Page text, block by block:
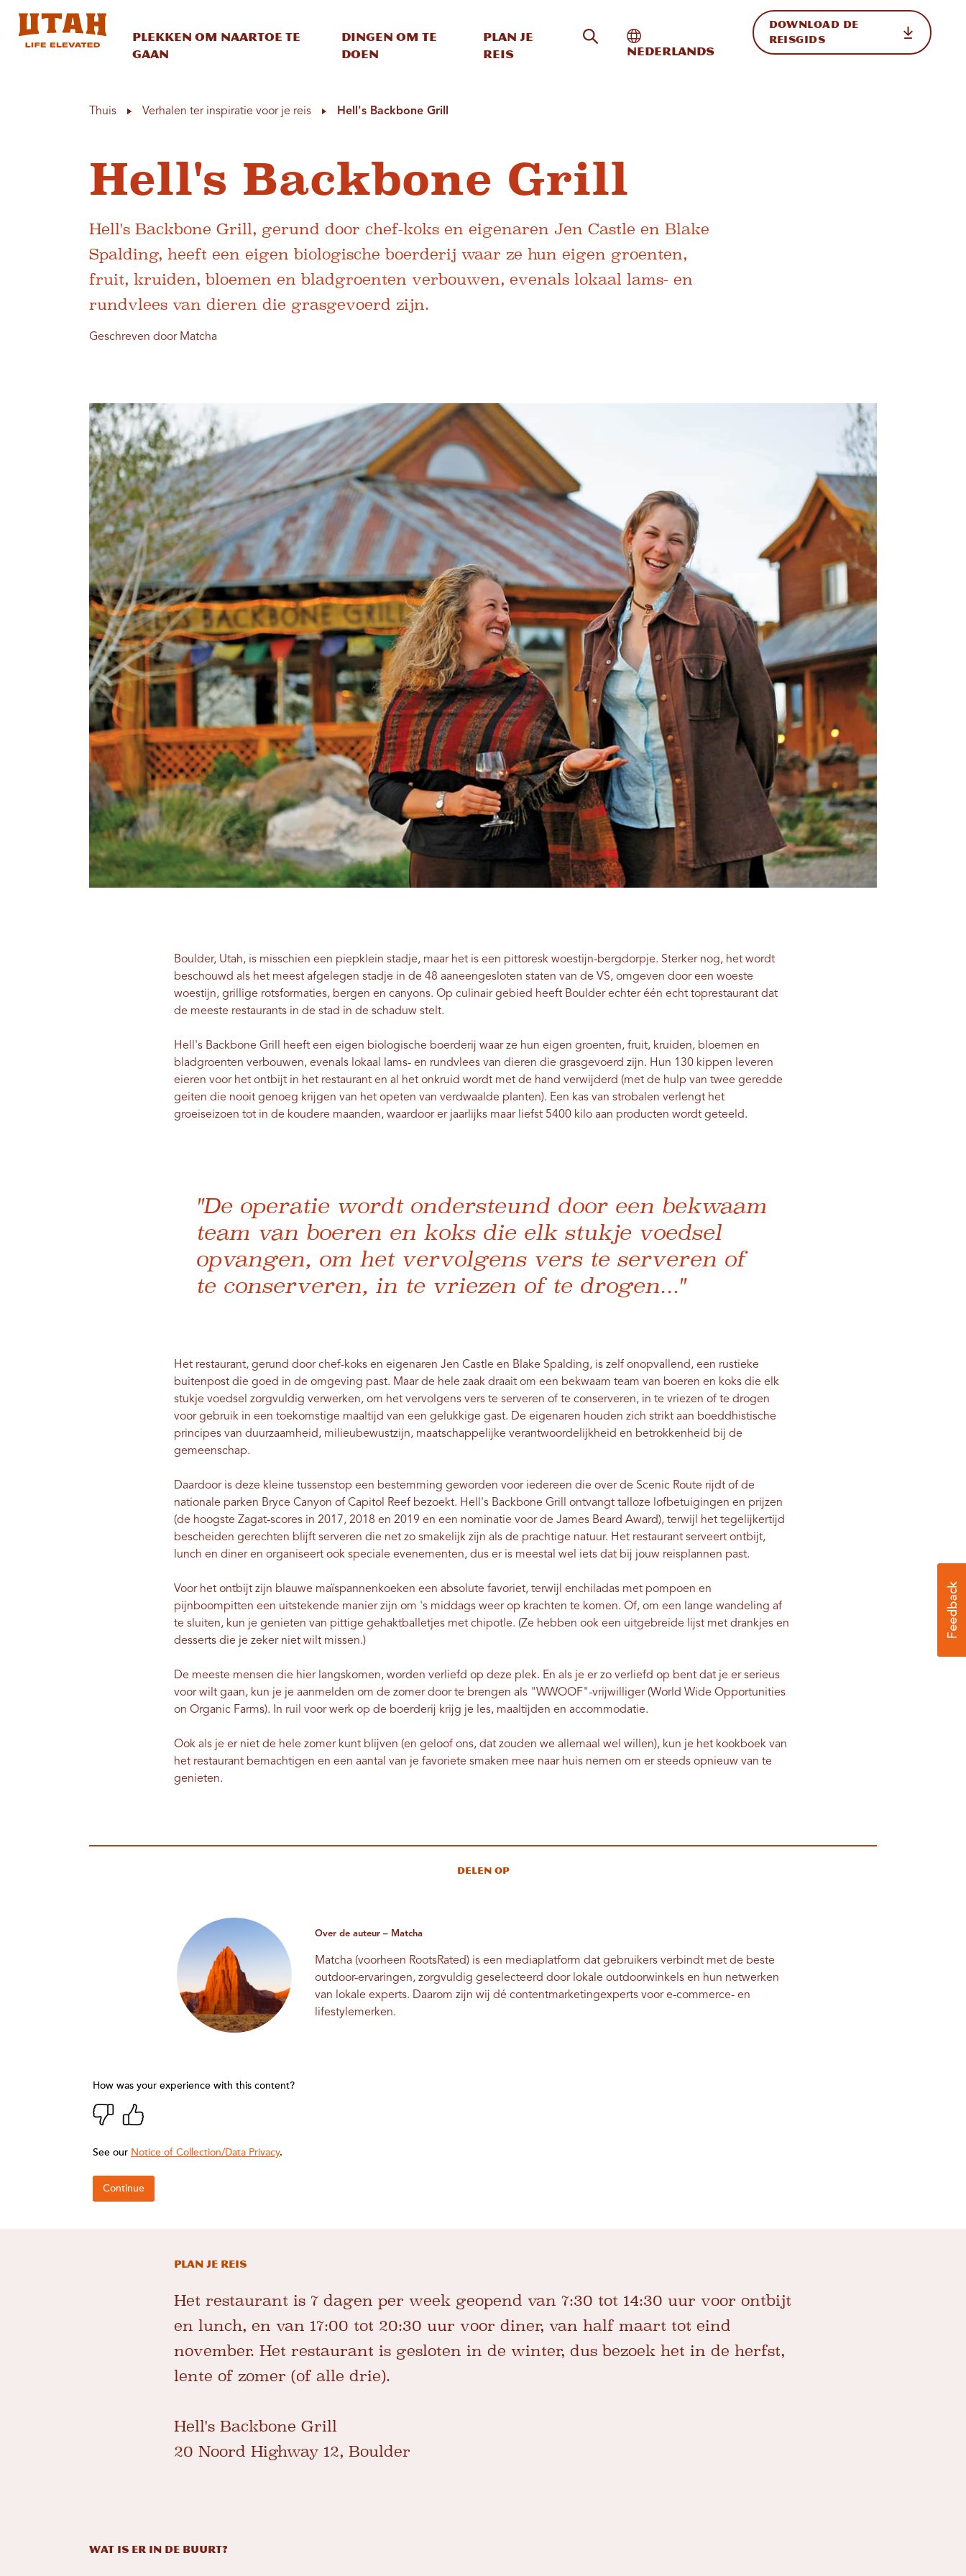
Plekken om naartoe te
gaan
Dingen om te
doen
Plan je
reis
Zoeken op de site
Internationale weergave in-/uitschakelen
Nederlands
DOWNLOAD DE
REISGIDS
Thuis Verhalen ter inspiratie voor je reis Hell's Backbone Grill
Hell's Backbone Grill
Hell's Backbone Grill, gerund door chef-koks en eigenaren Jen Castle en Blake
Spalding, heeft een eigen biologische boerderij waar ze hun eigen groenten,
fruit, kruiden, bloemen en bladgroenten verbouwen, evenals lokaal lams- en
rundvlees van dieren die grasgevoerd zijn.
Geschreven door Matcha
Boulder, Utah, is misschien een piepklein stadje, maar het is een pittoresk woestijn-bergdorpje. Sterker nog, het wordt
beschouwd als het meest afgelegen stadje in de 48 aaneengesloten staten van de VS, omgeven door een woeste
woestijn, grillige rotsformaties, bergen en canyons. Op culinair gebied heeft Boulder echter één echt toprestaurant dat
de meeste restaurants in de stad in de schaduw stelt.
Hell's Backbone Grill heeft een eigen biologische boerderij waar ze hun eigen groenten, fruit, kruiden, bloemen en
bladgroenten verbouwen, evenals lokaal lams- en rundvlees van dieren die grasgevoerd zijn. Hun 130 kippen leveren
eieren voor het ontbijt in het restaurant en al het onkruid wordt met de hand verwijderd (met de hulp van twee geredde
geiten die nooit genoeg krijgen van het opeten van verdwaalde planten). Een kas van strobalen verlengt het
groeiseizoen tot in de koudere maanden, waardoor er jaarlijks maar liefst 5400 kilo aan producten wordt geteeld.
"De operatie wordt ondersteund door een bekwaam
team van boeren en koks die elk stukje voedsel
opvangen, om het vervolgens vers te serveren of
te conserveren, in te vriezen of te drogen..."
Het restaurant, gerund door chef-koks en eigenaren Jen Castle en Blake Spalding, is zelf onopvallend, een rustieke
buitenpost die goed in de omgeving past. Maar de hele zaak draait om een ​​bekwaam team van boeren en koks die elk
stukje voedsel zorgvuldig verwerken, om het vervolgens vers te serveren of te conserveren, in te vriezen of te drogen
voor gebruik in een toekomstige maaltijd van een gelukkige gast. De eigenaren houden zich strikt aan boeddhistische
principes van duurzaamheid, milieubewustzijn, maatschappelijke verantwoordelijkheid en betrokkenheid bij de
gemeenschap.
Daardoor is deze kleine tussenstop een bestemming geworden voor iedereen die over de Scenic Route rijdt of de
nationale parken Bryce Canyon of Capitol Reef bezoekt. Hell's Backbone Grill ontvangt talloze lofbetuigingen en prijzen
(de hoogste Zagat-scores in 2017, 2018 en 2019 en een nominatie voor de James Beard Award), terwijl het tegelijkertijd
bescheiden gerechten blijft serveren die net zo smakelijk zijn als de prachtige natuur. Het restaurant serveert ontbijt,
lunch en diner en organiseert ook speciale evenementen, dus er is meestal wel iets dat bij jouw reisplannen past.
Voor het ontbijt zijn blauwe maïspannenkoeken een absolute favoriet, terwijl enchiladas met pompoen en
pijnboompitten een uitstekende manier zijn om 's middags weer op krachten te komen. Of, om een ​​lange wandeling af
te sluiten, kun je genieten van pittige gehaktballetjes met chipotle. (Ze hebben ook een uitgebreide lijst met drankjes en
desserts die je zeker niet wilt missen.)
De meeste mensen die hier langskomen, worden verliefd op deze plek. En als je er zo verliefd op bent dat je er serieus
voor wilt gaan, kun je je aanmelden om de zomer door te brengen als "WWOOF"-vrijwilliger (World Wide Opportunities
on Organic Farms). In ruil voor werk op de boerderij krijg je les, maaltijden en accommodatie.
Ook als je er niet de hele zomer kunt blijven (en geloof ons, dat zouden we allemaal wel willen), kun je het kookboek van
het restaurant bemachtigen en een aantal van je favoriete smaken mee naar huis nemen om er steeds opnieuw van te
genieten.
Delen op
Over de auteur – Matcha
Matcha (voorheen RootsRated) is een mediaplatform dat gebruikers verbindt met de beste
outdoor-ervaringen, zorgvuldig geselecteerd door lokale outdoorwinkels en hun netwerken
van lokale experts. Daarom zijn wij dé contentmarketingexperts voor e-commerce- en
lifestylemerken.
PLAN JE REIS
Het restaurant is 7 dagen per week geopend van 7:30 tot 14:30 uur voor ontbijt
en lunch, en van 17:00 tot 20:30 uur voor diner, van half maart tot eind
november. Het restaurant is gesloten in de winter, dus bezoek het in de herfst,
lente of zomer (of alle drie).
Hell's Backbone Grill
20 Noord Highway 12, Boulder
Wat is er in de buurt?